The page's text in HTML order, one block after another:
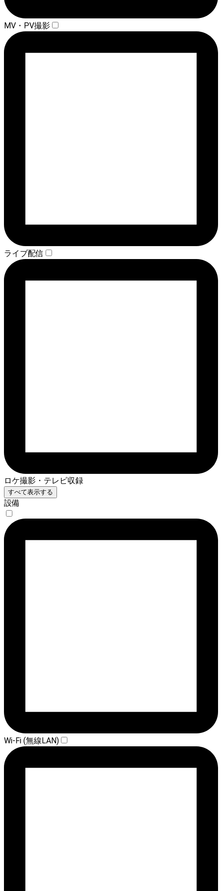
MV・PV撮影
ライブ配信
ロケ撮影・テレビ収録
すべて表示する
設備
Wi-Fi (無線LAN)